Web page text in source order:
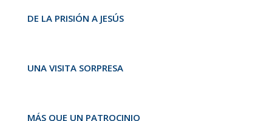
DE LA PRISIÓN A JESÚS
UNA VISITA SORPRESA
MÁS QUE UN PATROCINIO